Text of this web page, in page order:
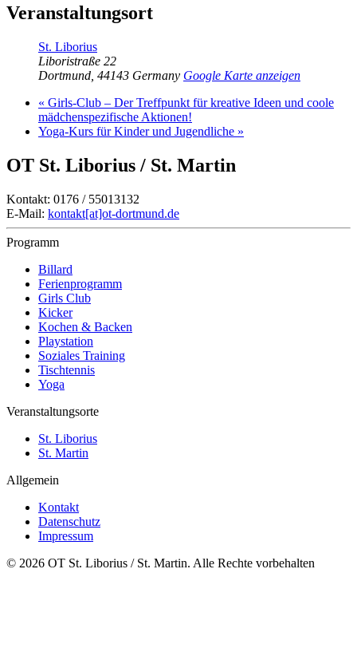
Veranstaltungsort
St. Liborius
Liboristraße 22
Dortmund 44143 Germany Google Karte anzeigen
« Girls-Club – Der Treffpunkt für kreative Ideen und coole
mädchenspezifische Aktionen!
Yoga-Kurs für Kinder und Jugendliche »
OT St. Liborius / St. Martin
Kontakt: 0176 / 55013132
E-Mail: kontakt[at]ot-dortmund.de
Programm
Billard
Ferienprogramm
Girls Club
Kicker
Kochen & Backen
Playstation
Soziales Training
Tischtennis
Yoga
Veranstaltungsorte
St. Liborius
St. Martin
Allgemein
Kontakt
Datenschutz
Impressum
© 2026 OT St. Liborius / St. Martin. Alle Rechte vorbehalten